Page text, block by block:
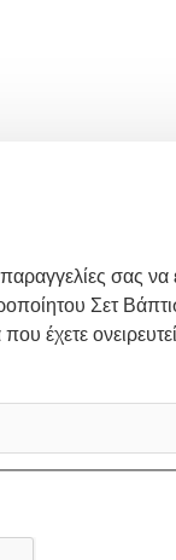
σας να
Σετ
έχετε